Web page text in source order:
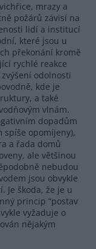
mrazy a
požárů závisí na
lidí a institucí
které jsou u
překonání kromě
rychlé reakce
odolnosti
kde je
a také
vlnám.
dopadům
spíše opomíjeny),
a řada domů
ale většinou
nebudou
jsou obvykle
Je škoda, že je u
princip “postav
vyžaduje o
nějakým